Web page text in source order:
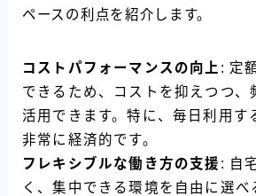
ペースの利点を紹介します。
コストパフォーマンスの向上 : 定
できるため、コストを抑えつつ、
活用できます。特に、毎日利用す
非常に経済的です。
フレキシブルな働き方の支援 : 自
く、集中できる環境を自由に選べ